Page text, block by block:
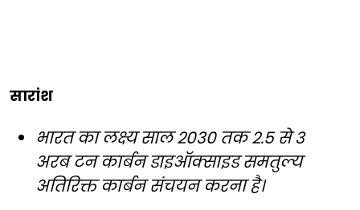
सारांश
भारत का लक्ष्य साल 2030 तक 2.5 से 3
अरब टन कार्बन डाइऑक्साइड समतुल्य
अतिरिक्त कार्बन संचयन करना है।